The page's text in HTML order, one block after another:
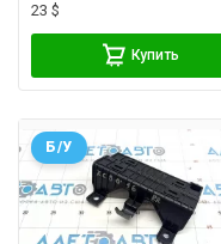
23 $
Купить
Б/У